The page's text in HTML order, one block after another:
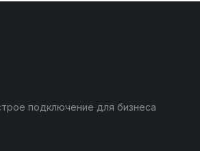
подключение для бизнеса